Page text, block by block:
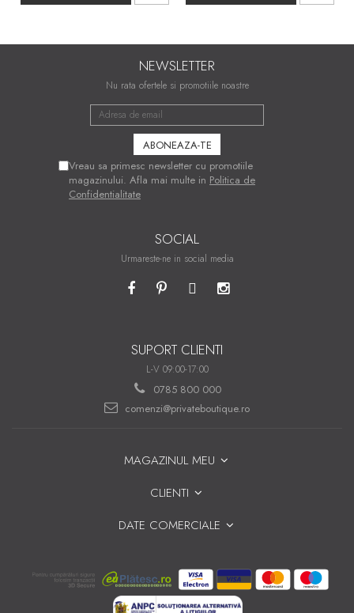
NEWSLETTER
Nu rata ofertele si promotiile noastre
Vreau sa primesc newsletter cu promotiile
magazinului. Afla mai multe in Politica de
Confidentialitate
SOCIAL
Urmareste-ne in social media
SUPORT CLIENTI
L-V 09:00-17:00
0785 800 000
comenzi@privateboutique.ro
MAGAZINUL MEU
CLIENTI
DATE COMERCIALE